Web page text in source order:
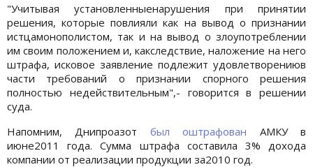
"Учитывая установленныенарушения при принятии
решения, которые повлияли как на вывод о признании
истцамонополистом, так и на вывод о злоупотреблении
им своим положением и, какследствие, наложение на него
штрафа, исковое заявление подлежит удовлетворениюв
части требований о признании спорного решения
полностью недействительным",- говорится в решении
суда.
Напомним, Днипроазот был оштрафован АМКУ в
июне2011 года. Сумма штрафа составила 3% дохода
компании от реализации продукции за2010 год.